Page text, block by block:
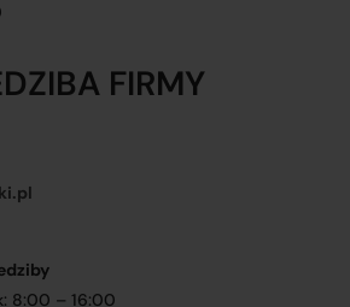
FIRMY
8:00 – 16:00